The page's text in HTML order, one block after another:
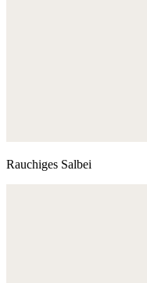
Rauchiges Salbei